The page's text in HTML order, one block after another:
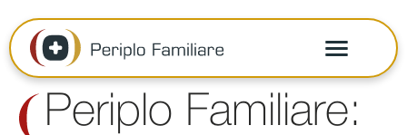
Periplo Familiare: